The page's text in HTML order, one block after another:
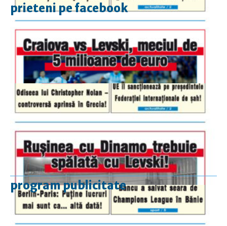
prieteni pe facebook
program publicitate
luni-vineri
9.00 - 17.00